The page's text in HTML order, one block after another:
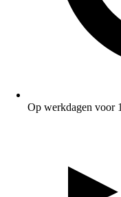
Op werkdagen voor